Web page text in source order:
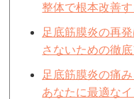
整体で根本改善
足底筋膜炎の再
さないための徹
足底筋膜炎の痛
あなたに最適な